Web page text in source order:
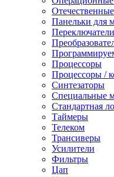
Панельки для
Процессоры
Процессоры /
Синтезаторы
Специальные
Стандартная
Таймеры
Телеком
Трансиверы
Усилители
Фильтры
Цап